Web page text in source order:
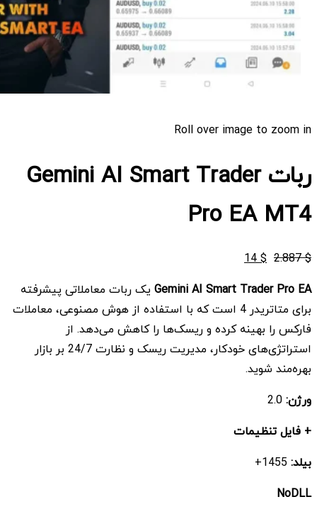
Roll over image to zoom in
ربات Gemini AI Smart Trader
Pro EA MT4
$
2.887
قیمت
$ 2.887
بود.
$
14
قیمت
$ 14
است.
Gemini AI Smart Trader Pro EA یک ربات معاملاتی پیشرفته
برای متاتریدر 4 است که با استفاده از هوش مصنوعی، معاملات
فارکس را بهینه کرده و ریسک‌ها را کاهش می‌دهد. از
استراتژی‌های خودکار، مدیریت ریسک و نظارت 24/7 بر بازار
بهره‌مند شوید.
ورژن:
+ فایل تنظیمات
بیلد:
NoDLL